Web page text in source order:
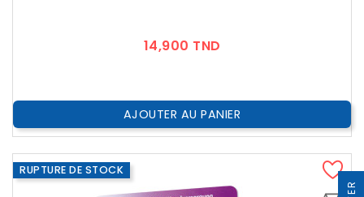
14,900 TND
AJOUTER AU PANIER
RUPTURE DE STOCK